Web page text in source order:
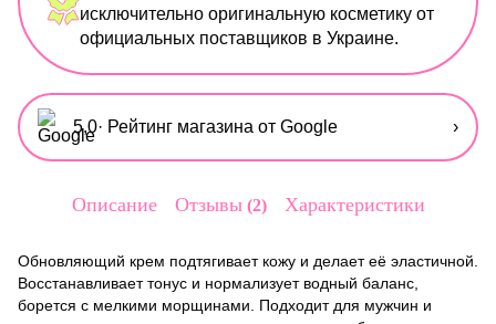
исключительно оригинальную косметику от
официальных поставщиков в Украине.
5,0· Рейтинг магазина от Google ›
Описание Отзывы 2 Характеристики
Обновляющий крем подтягивает кожу и делает её эластичной.
Восстанавливает тонус и нормализует водный баланс,
борется с мелкими морщинами. Подходит для мужчин и